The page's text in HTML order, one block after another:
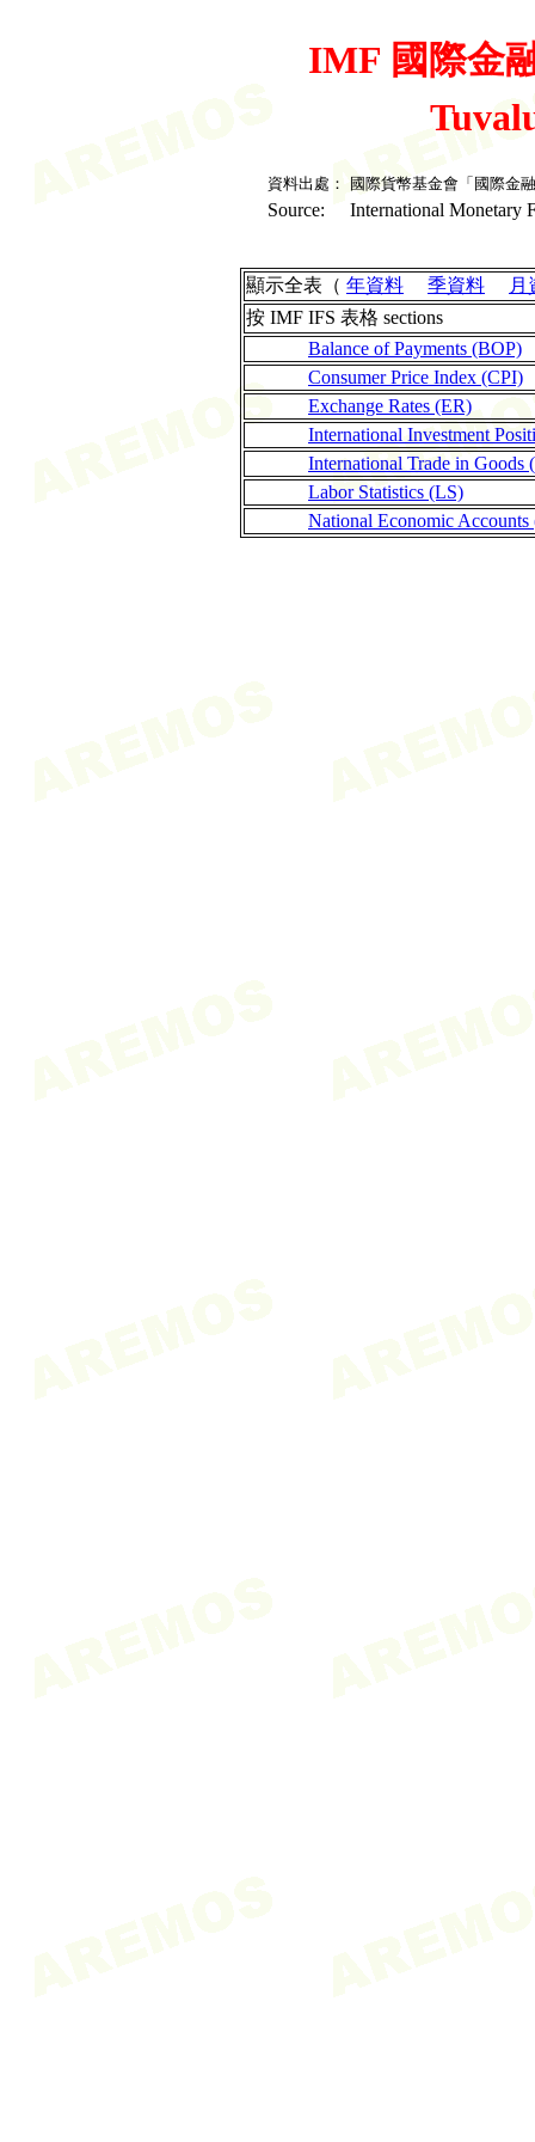
IMF 國際金
資料出處： 國際貨幣基金會「國際金
Source: International Monetary
顯示全表（ 年資料 季資料
月
按 IMF IFS 表格 sections
Balance of Payments (BOP)
Consumer Price Index (CPI)
Exchange Rates (ER)
International Investment
International Trade in Goods
Labor Statistics (LS)
National Economic